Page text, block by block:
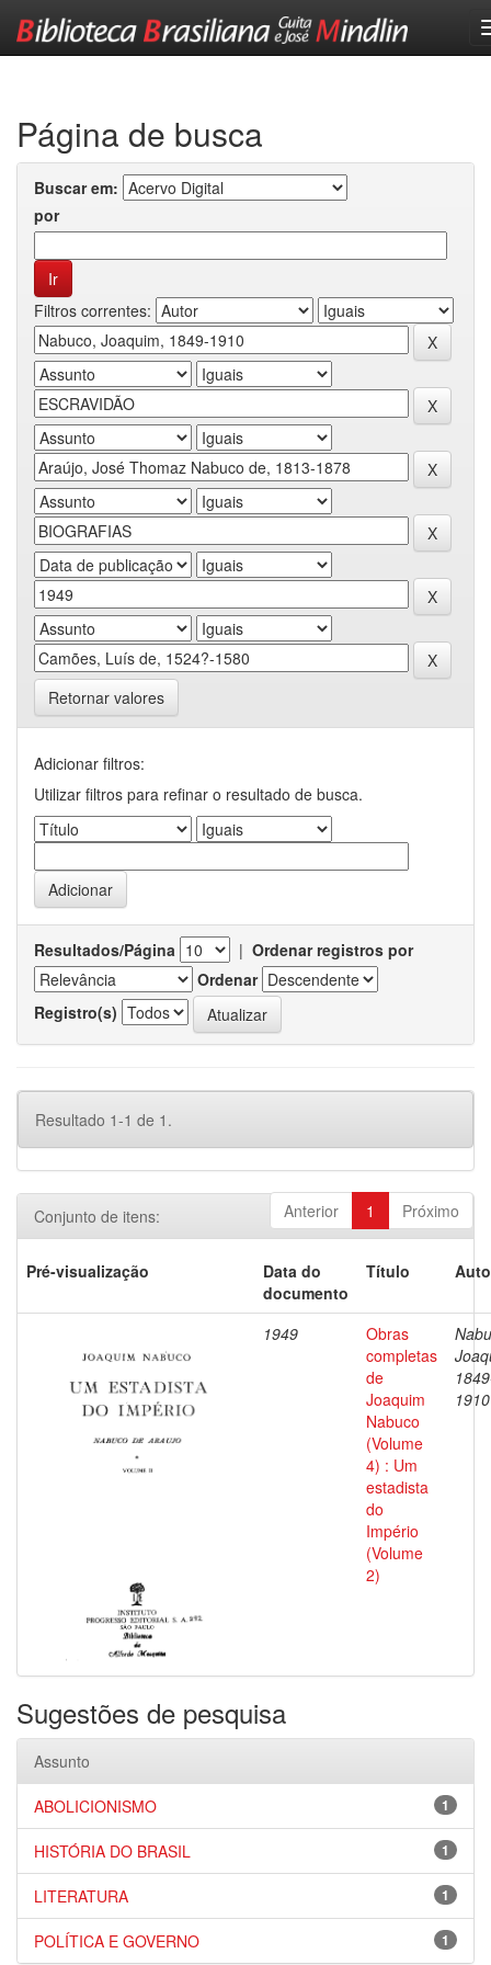
Página de busca
Buscar em:
por
Filtros correntes:
Retornar valores
Adicionar filtros:
Utilizar filtros para refinar o resultado de busca.
Resultados/Página | Ordenar registros por
Ordenar
Registro(s)
Resultado 1-1 de 1.
Anterior 1 Próximo
Conjunto de itens:
Pré-visualização
Data do
documento
Título
1949
Obras
completas
de
Joaquim
Nabuco
(Volume
4) : Um
estadista
do
Império
(Volume
2)
1910
Sugestões de pesquisa
Assunto
1
ABOLICIONISMO
1
HISTÓRIA DO BRASIL
1
LITERATURA
1
POLÍTICA E GOVERNO